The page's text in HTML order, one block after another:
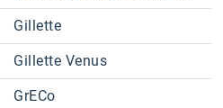
Gillette
Gillette Venus
GrECo